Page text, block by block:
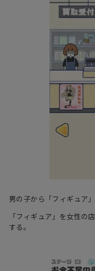
男の子から「フィギュア
「フィギュア」を女性の
する。